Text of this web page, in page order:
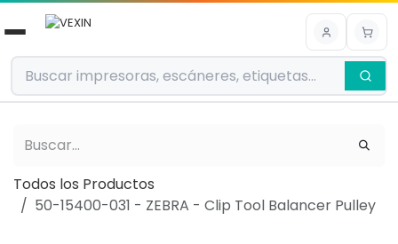
Ir al contenido
Todos los Productos
50-15400-031 - ZEBRA - Clip Tool Balancer Pulley